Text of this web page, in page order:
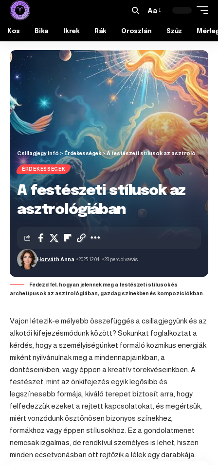
Aa
Kos Bika Ikrek Rák Oroszlán Szűz
Csillagjegy infó > Érdekességek>A festészeti stílusok az asztrológiában
ÉRDEKESSÉGEK
A festészeti stílusok az
asztrológiában
Horváth Anna 2025.12.04. 28 perc olvasás
Fedezd fel, hogyan jelennek meg a festészeti stílusok és
archetípusok az asztrológiában, gazdag színekben és kompozíciókban.
Vajon létezik-e mélyebb összefüggés a csillagjegyünk és az
alkotói kifejezésmódunk között? Sokunkat foglalkoztat a
kérdés, hogy a személyiségünket formáló kozmikus energiák
miként nyilvánulnak meg a mindennapjainkban, a
döntéseinkben, vagy éppen a kreatív törekvéseinkben. A
festészet, mint az önkifejezés egyik legősibb és
legszínesebb formája, kiváló terepet biztosít arra, hogy
felfedezzük ezeket a rejtett kapcsolatokat, és megértsük,
miért vonzódunk ösztönösen bizonyos színekhez,
formákhoz vagy éppen stílusokhoz. Ez a gondolatmenet
nemcsak izgalmas, de rendkívül személyes is lehet, hiszen
minden ecsetvonásban ott rejtőzik a lélek egy darabkája.